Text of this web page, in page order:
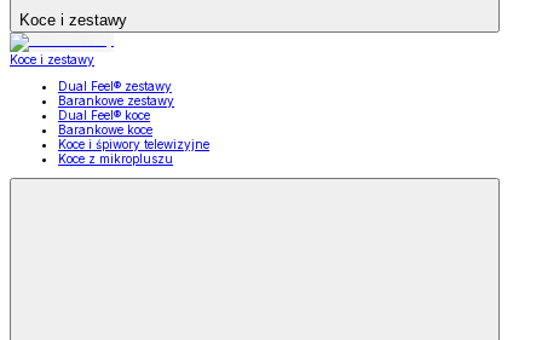
Koce i zestawy
Koce i zestawy
Dual Feel® zestawy
Barankowe zestawy
Dual Feel® koce
Barankowe koce
Koce i śpiwory telewizyjne
Koce z mikropluszu